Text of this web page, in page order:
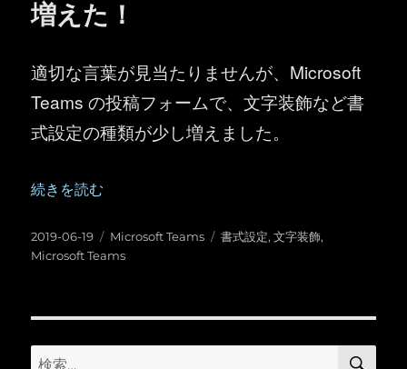
増えた！
適切な言葉が見当たりませんが、Microsoft
Teams の投稿フォームで、文字装飾など書
式設定の種類が少し増えました。
“Microsoft Teams ：文字装飾など書式設定の種類が少し
続きを読む
投
稿
2019-06-19
カ
テ
Microsoft Teams
タ
書式設定,文字装飾,
Microsoft Teams
検
検